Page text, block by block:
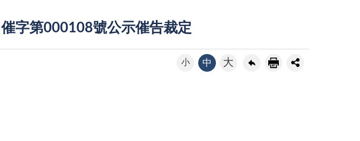
字第000108號公示催告裁定
小 中 大